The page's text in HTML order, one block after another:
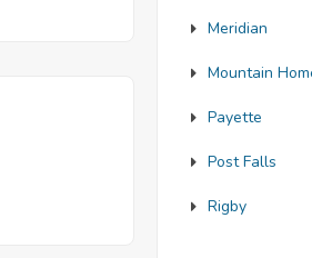
Meridian
Mountain
Payette
Post Falls
Rigby